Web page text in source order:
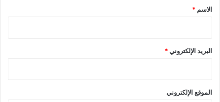
*
الاسم *
البريد الإلكتروني*
الموقع الإلكتروني